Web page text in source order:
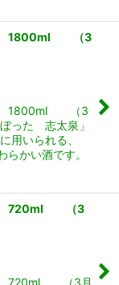
1800ml （3
1800ml （3
った 志太泉」
用いられる、
らかい酒です。
720ml （3